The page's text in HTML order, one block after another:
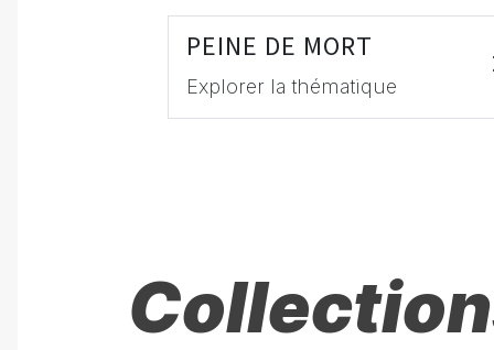
PEINE DE MORT
Explorer la thématique